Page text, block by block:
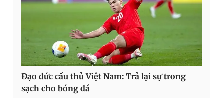
Đạo đức cầu thủ Việt Nam: Trả lại sự trong
sạch cho bóng đá